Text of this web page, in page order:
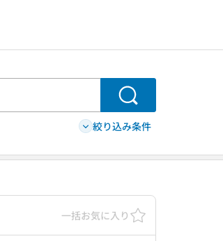
検索
絞り込み条件
一括お気に入り